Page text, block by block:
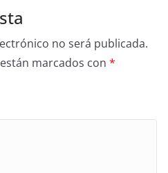
no será publicada.
marcados con *